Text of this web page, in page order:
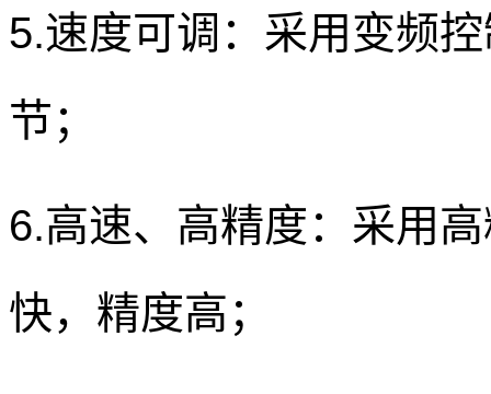
5.速度可调：采用变频
节；
6.高速、高精度：采用
快，精度高；